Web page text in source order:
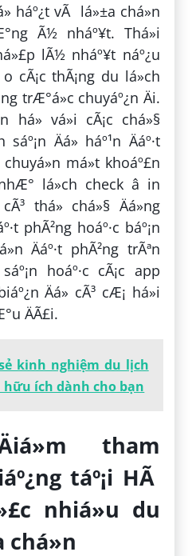
háº¿t vÃ lá»±a chá»n
Ã½ nháº¥t. Thá»i
lÃ½ nháº¥t náº¿u
cÃ¡c thÃ¡ng du lá»ch
trÆ°á»c chuyáº¿n Äi.
há» vá»i cÃ¡c chá»§
Äá» háº¹n Äáº·t
má»t khoáº£n
lá»ch check â in
thá» chá»§ Äá»ng
phÃ²ng hoáº·c báº¡n
Äáº·t phÃ²ng trÃªn
hoáº·c cÃ¡c app
Äá» cÃ³ cÆ¡ há»i
ÄÃ£i.
kinh nghiệm du lịch
ích dành cho bạn
tham
táº¡i HÃ
nhiá»u du